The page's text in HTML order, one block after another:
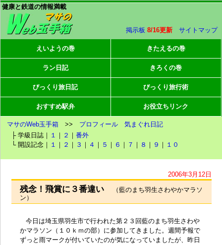
健康と鉄道の情報満載
掲示板 8/16更新 サイトマップ
えいようの巻 きたえるの巻
ラン日記 きろくの巻
びっくり旅日記 びっくり旅行術
おすすめ駅弁 お役立ちリンク
マサのWeb玉手箱 >> プロフィール
気まぐれ日記
├ 学級日誌｜ １ ｜ ２ ｜番外
└ 開設記念｜ １ ｜ ２ ｜ ３ ｜ ４ ｜ ５ ｜ ６ ｜ ７ ｜ ８ ｜ ９ ｜ １０
2006年3月12日
残念！飛賞に３番違い
（藍のまち羽生さわやかマラソ
ン）
今日は埼玉県羽生市で行われた第２３回藍のまち羽生さわや
かマラソン（１０ｋｍの部）に参加してきました。週間予報で
ずっと雨マークが付いていたのが気になっていましたが、昨日